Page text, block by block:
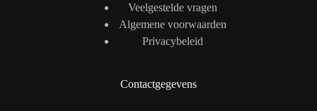
Veelgestelde vragen
Algemene voorwaarden
Privacybeleid
Contactgegevens